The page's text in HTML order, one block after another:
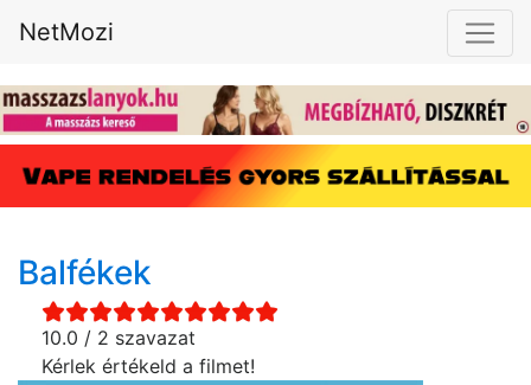
NetMozi
Balfékek
10.0 / 2 szavazat
Kérlek értékeld a filmet!